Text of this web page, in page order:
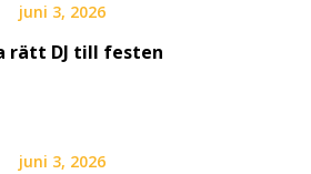
juni 3, 2026
rätt DJ till festen
juni 3, 2026